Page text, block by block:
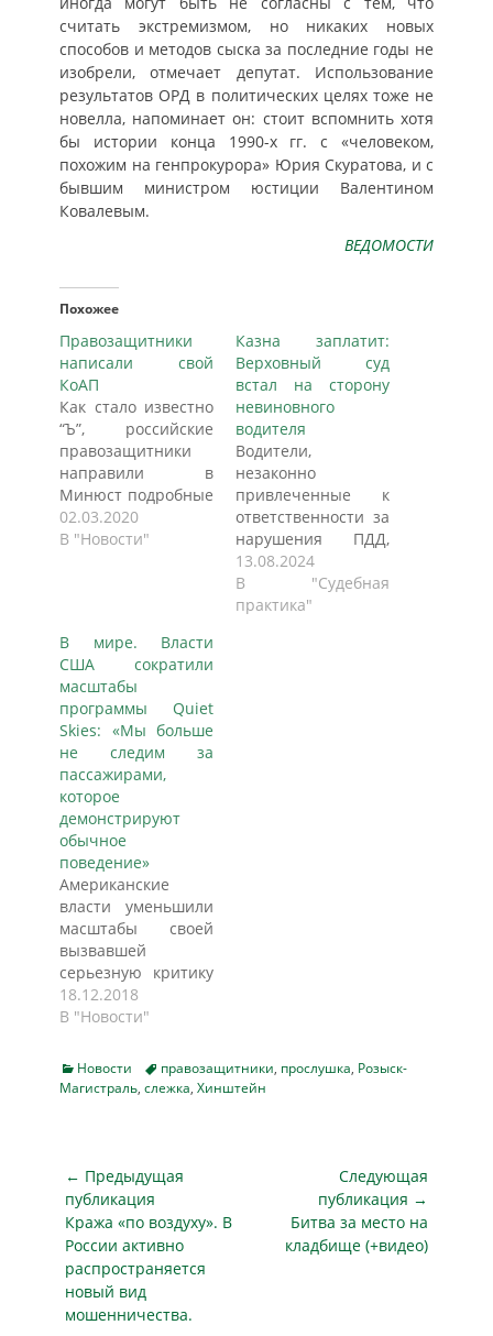
считать экстремизмом, но никаких новых
способов и методов сыска за последние годы не
изобрели, отмечает депутат. Использование
результатов ОРД в политических целях тоже не
новелла, напоминает он: стоит вспомнить хотя
бы истории конца 1990-х гг. с «человеком,
похожим на генпрокурора» Юрия Скуратова, и с
бывшим министром юстиции Валентином
Ковалевым.
ВЕДОМОСТИ
Похожее
Правозащитники
написали свой
КоАП
Как стало известно
“Ъ”, российские
правозащитники
направили в
Минюст подробные
замечания к
проекту нового
разработан ПЦ
«Мемориал» при
участии «ОВД-
Инфо» и комитета
«Гражданское
содействие», у
которых в итоге
получился
подробный
перечень
недостатков
действующего
КоАП.
Правозащитники
предлагают
прекратить
преследование
секс-работниц,
пропаганды
наркотиков,
02.03.2020
В "Новости"
Казна заплатит:
Верховный суд
встал на сторону
невиновного
водителя
Водители,
незаконно
привлеченные к
ответственности за
нарушения ПДД,
вправе
рассчитывать на
возмещение из
13.08.2024
В "Судебная
практика"
В мире. Власти
США сократили
масштабы
программы Quiet
Skies: «Мы больше
не следим за
пассажирами,
которое
демонстрируют
обычное
поведение»
Американские
власти уменьшили
масштабы своей
вызвавшей
серьезную критику
программы по
тайному
авиапассажирами,
которые по разным
безопасности на
транспорте (УБТ)
США. Об этом
сообщила в субботу
в электронной
версии газета The
Boston Globe. Ранее
правозащитники
18.12.2018
В "Новости"
Categories
Новости Tagsправозащитники, прослушка, Розыск-
Магистраль, слежка, Хинштейн
Навигация
по
записям
← Предыдущая
публикация
Предыдущая
публикация
Кража «по воздуху». В
России активно
распространяется
новый вид
мошенничества.
Следующая
публикация →
Следующая
публикация
Битва за место на
кладбище (+видео)